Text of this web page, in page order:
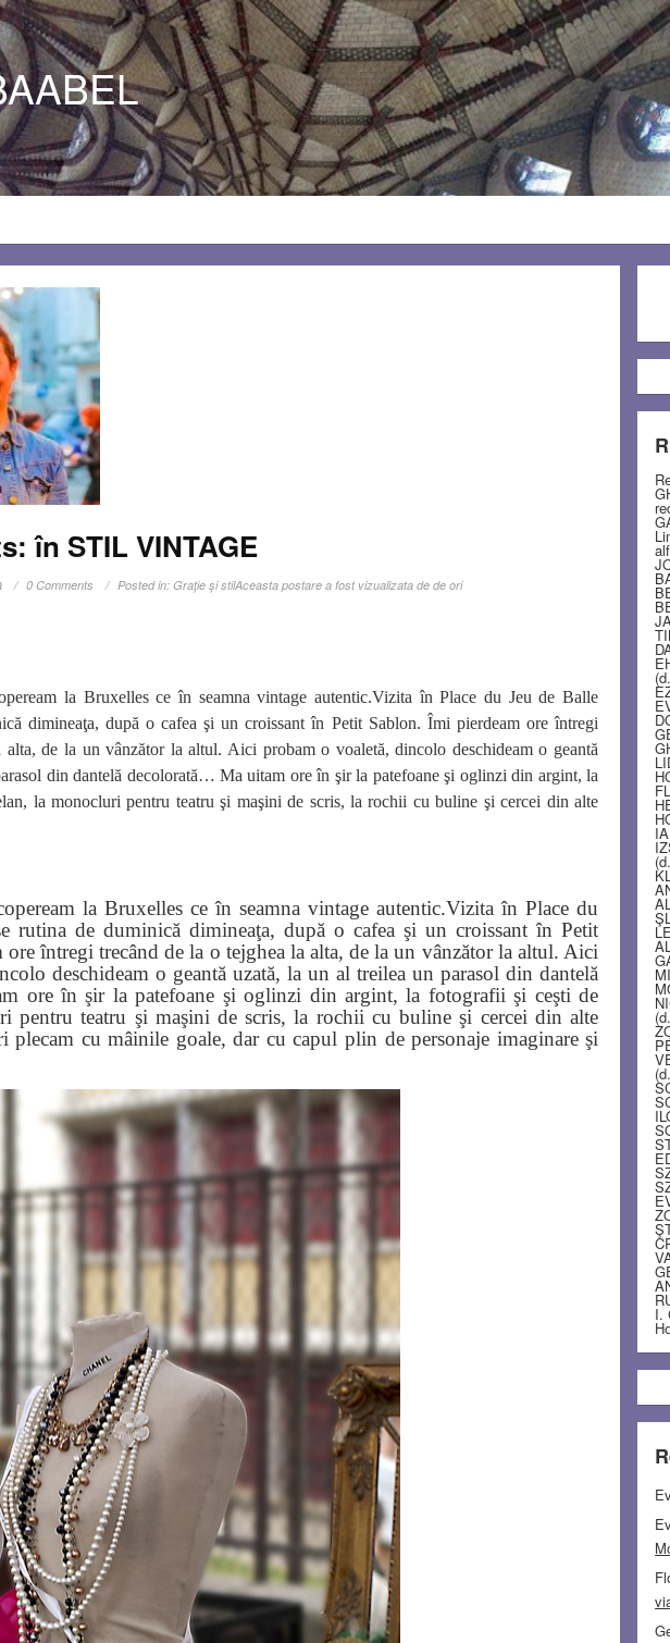
în STIL VINTAGE
0 Comments Posted in:Graţie şi stilAceasta postare a fost vizualizata de de ori
la Bruxelles ce în seamna vintage autentic.Vizita în Place du Jeu de Balle
dimineaţa, după o cafea şi un croissant în Petit Sablon. Îmi pierdeam ore întregi
alta, de la un vânzător la altul. Aici probam o voaletă, dincolo deschideam o geantă
din dantelă decolorată… Ma uitam ore în şir la patefoane şi oglinzi din argint, la
la monocluri pentru teatru şi maşini de scris, la rochii cu buline şi cercei din alte
la Bruxelles ce în seamna vintage autentic.Vizita în Place du
rutina de duminică dimineaţa, după o cafea şi un croissant în Petit
întregi trecând de la o tejghea la alta, de la un vânzător la altul. Aici
deschideam o geantă uzată, la un al treilea un parasol din dantelă
ore în şir la patefoane şi oglinzi din argint, la fotografii şi ceşti de
pentru teatru şi maşini de scris, la rochii cu buline şi cercei din alte
plecam cu mâinile goale, dar cu capul plin de personaje imaginare şi
I.